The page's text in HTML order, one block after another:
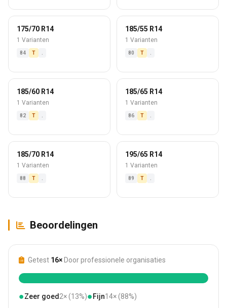
175/70 R14
1 Varianten
84 T
185/55 R14
1 Varianten
80 T
185/60 R14
1 Varianten
82 T
185/65 R14
1 Varianten
86 T
185/70 R14
1 Varianten
88 T
195/65 R14
1 Varianten
89 T
Beoordelingen
Getest 16× Door professionele organisaties
●Zeer goed 2× (13%)● Fijn14× (88%)